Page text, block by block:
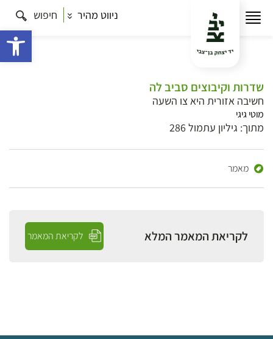
ניווט מהיר חיפוש
שדרות וקיבוצים סביב לה
חשיבה אזורית היא צו השעה
מוטי גיגי
מתוך: גיליון עתמול 286
מאמר
לקריאת המאמר המלא לקריאת המאמר